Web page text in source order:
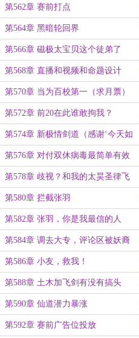
第562章 赛前打点
第564章 黑暗轮回界
第566章 磁极太宝贝这个徒弟了
第568章 直播和视频和命题设计
第570章 当为百校第一（求月票）
第572章 前20在此谁敢拘我？
第574章 新极情剑道（感谢‘今天如
此’再次打赏盟主）
第576章 对付双休病毒最简单有效
的方法
第578章 歧视？和我的太昊圣律飞
剑说去吧！
第580章 拦截张羽
第582章 张羽，你是我最信的人
（白真真送丝袜成盟主）
第584章 调去大专，评论区被妖裔
攻陷
第586章 小友，救我！
第588章 土木加飞剑有没有搞头
（感谢‘晗照缘’打赏盟主）
第590章 仙道潜力暴涨
第592章 赛前广告位投放